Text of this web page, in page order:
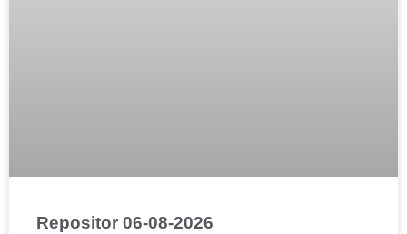
Repositor 06-08-2026